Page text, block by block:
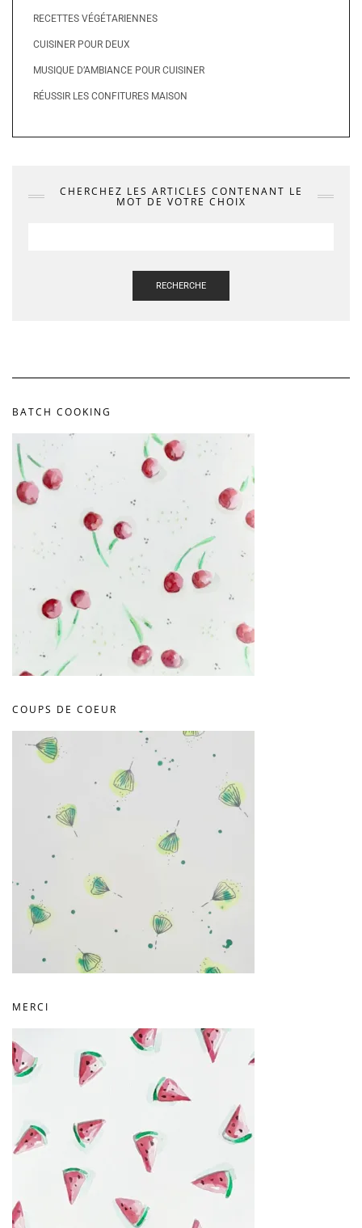
RECETTES VÉGÉTARIENNES
CUISINER POUR DEUX
MUSIQUE D’AMBIANCE POUR CUISINER
RÉUSSIR LES CONFITURES MAISON
CHERCHEZ LES ARTICLES CONTENANT LE
MOT DE VOTRE CHOIX
RECHERCHE
BATCH COOKING
COUPS DE COEUR
MERCI